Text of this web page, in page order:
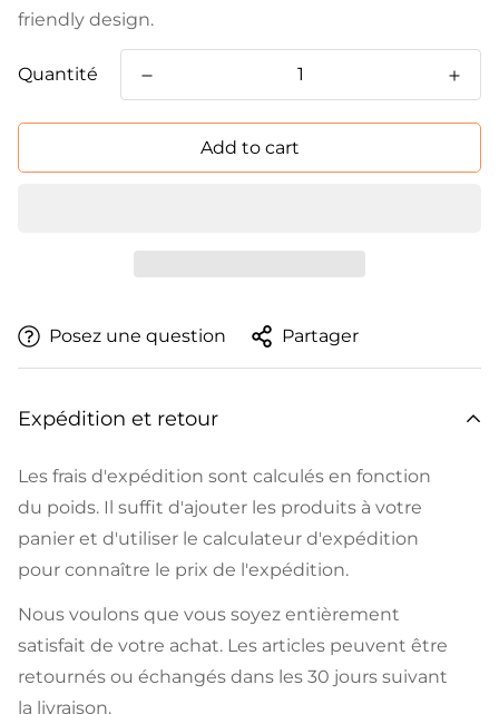
friendly design.
Quantité
Add to cart
Posez une question Partager
Expédition et retour
Les frais d'expédition sont calculés en fonction
du poids. Il suffit d'ajouter les produits à votre
panier et d'utiliser le calculateur d'expédition
pour connaître le prix de l'expédition.
Nous voulons que vous soyez entièrement
satisfait de votre achat. Les articles peuvent être
retournés ou échangés dans les 30 jours suivant
la livraison.